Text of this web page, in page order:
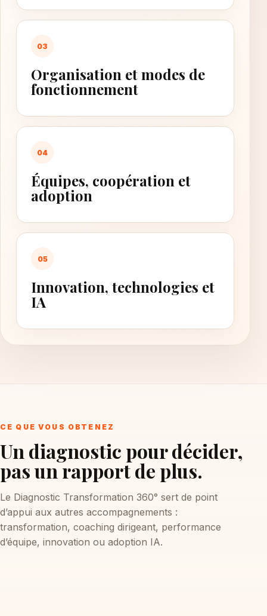
03
Organisation et modes de
fonctionnement
04
Équipes, coopération et
adoption
05
Innovation, technologies et
IA
CE QUE VOUS OBTENEZ
Un diagnostic pour décider,
pas un rapport de plus.
Le Diagnostic Transformation 360° sert de point
d’appui aux autres accompagnements :
transformation, coaching dirigeant, performance
d’équipe, innovation ou adoption IA.